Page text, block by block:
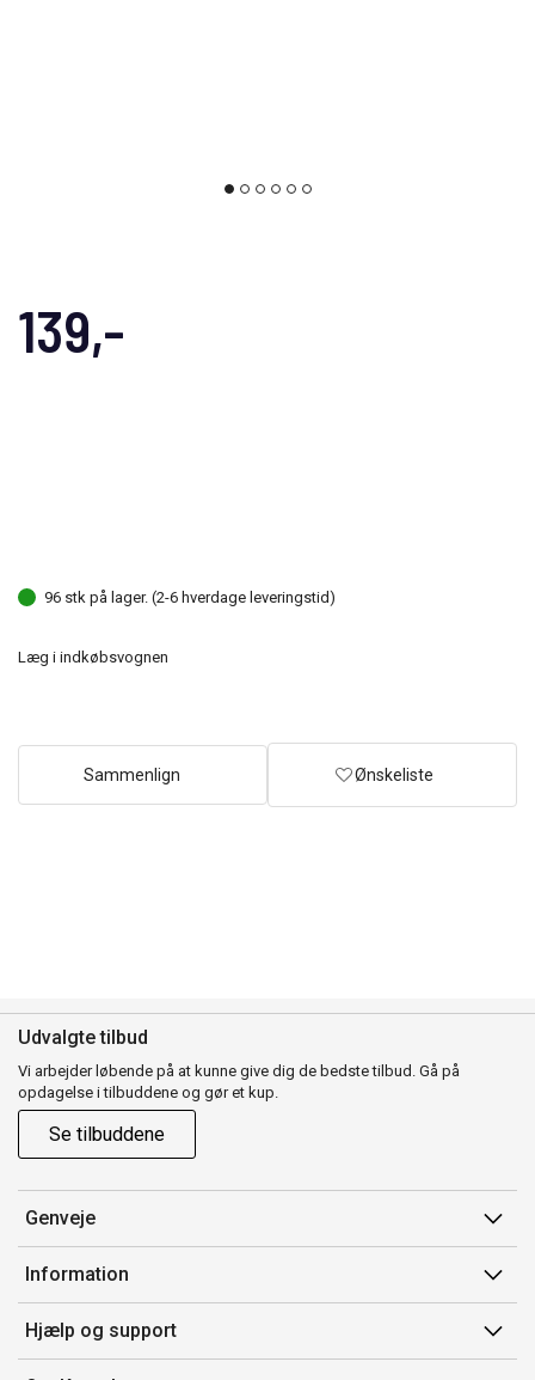
139,-
96 stk på lager. (2-6 hverdage leveringstid)
Læg i indkøbsvognen
Sammenlign Ønskeliste
Udvalgte tilbud
Vi arbejder løbende på at kunne give dig de bedste tilbud. Gå på
opdagelse i tilbuddene og gør et kup.
Se tilbuddene
Genveje
Min side
Ordrehistorik
Gavekort
Information
Salgsbetingelser
Mærker/producent
Hjælp og support